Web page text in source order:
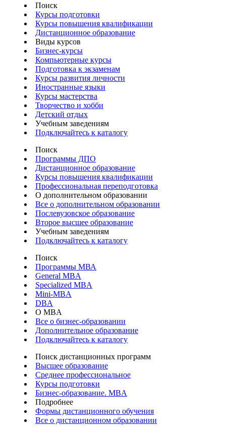
Поиск
Курсы подготовки
Курсы повышения квалификации
Дистанционное образование
Виды курсов
Бизнес-курсы
Компьютерные курсы
Подготовка к экзаменам
Курсы развития личности
Иностранные языки
Курсы мастерства
Творчество и хобби
Детский отдых
Учебным заведениям
Подключайтесь к каталогу
Поиск
Программы ДПО
Дистанционное образование
Курсы повышения квалификации
Профессиональная переподготовка
О дополнительном образовании
Все о дополнительном образовании
Послевузовское образование
Второе высшее образование
Учебным заведениям
Подключайтесь к каталогу
Поиск
Программы МВА
General MBA
Specialized MBA
Mini-MBA
DBA
О MBA
Все о бизнес-образовании
Дополнительное образование
Подключайтесь к каталогу
Поиск дистанционных программ
Высшее образование
Среднее профессиональное
Курсы подготовки
Бизнес-образование. MBA
Подробнее
Формы дистанционного обучения
Все о дистанционном образовании